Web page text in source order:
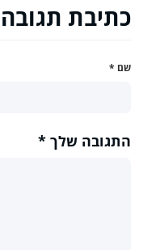
כתיבת תגובה
שם *
התגובה שלך *